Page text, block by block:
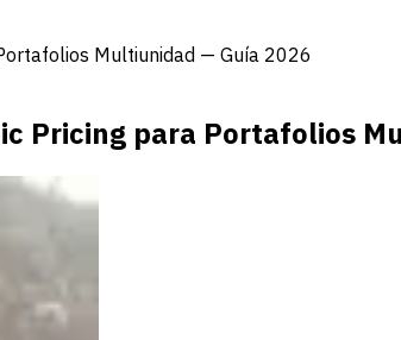
Multiunidad — Guía 2026
Pricing para Portafolios